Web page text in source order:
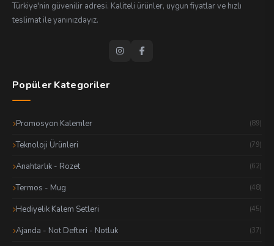
Türkiye'nin güvenilir adresi. Kaliteli ürünler, uygun fiyatlar ve hızlı
teslimat ile yanınızdayız.
Popüler Kategoriler
Promosyon Kalemler (89)
Teknoloji Ürünleri (79)
Anahtarlık - Rozet (62)
Termos - Mug (48)
Hediyelik Kalem Setleri (45)
Ajanda - Not Defteri - Notluk (37)